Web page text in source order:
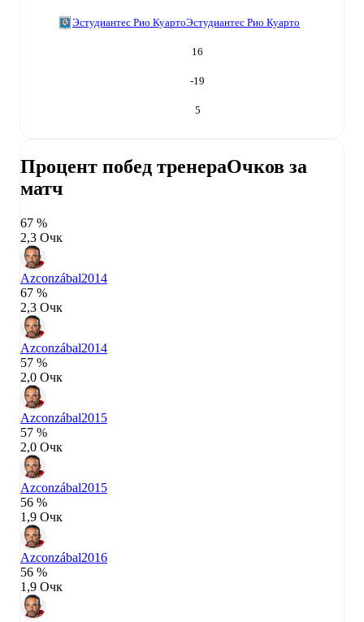
Эстудиантес Рио КуартоЭстудиантес Рио Куарто
16
-19
5
Процент побед тренераОчков за
матч
67 %
2,3 Очк
Azconzábal2014
67 %
2,3 Очк
Azconzábal2014
57 %
2,0 Очк
Azconzábal2015
57 %
2,0 Очк
Azconzábal2015
56 %
1,9 Очк
Azconzábal2016
56 %
1,9 Очк